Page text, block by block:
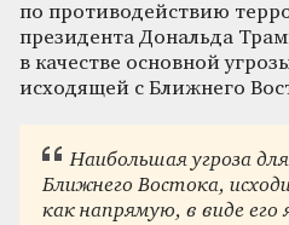
по противодействию
президента Дональда
в качестве основной
исходящей с Ближнего
Наибольшая угроза
Ближнего Востока,
как напрямую, в виде его